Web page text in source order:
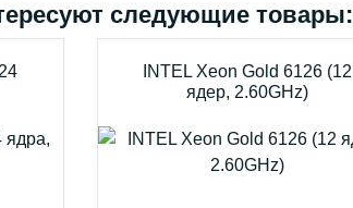
следующие товары:
INTEL Xeon Gold 6126 (12
ядер, 2.60GHz)